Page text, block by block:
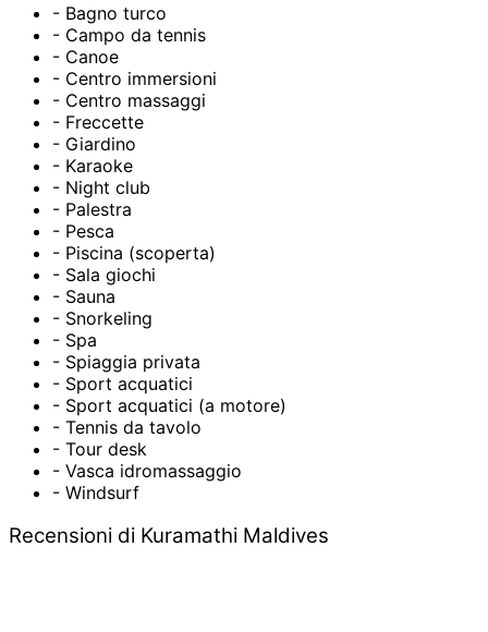
- Bagno turco
- Campo da tennis
- Canoe
- Centro immersioni
- Centro massaggi
- Freccette
- Giardino
- Karaoke
- Night club
- Palestra
- Pesca
- Piscina (scoperta)
- Sala giochi
- Sauna
- Snorkeling
- Spa
- Spiaggia privata
- Sport acquatici
- Sport acquatici (a motore)
- Tennis da tavolo
- Tour desk
- Vasca idromassaggio
- Windsurf
Recensioni di Kuramathi Maldives